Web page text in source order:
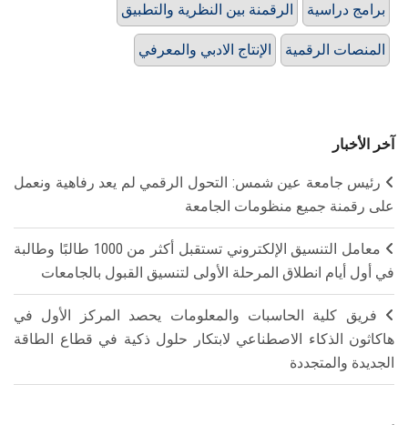
الرقمنة بين النظرية والتطبيق برامج دراسية
الإنتاج الادبي والمعرفي المنصات الرقمية
آخر الأخبار
رئيس جامعة عين شمس: التحول الرقمي لم يعد رفاهية ونعمل
على رقمنة جميع منظومات الجامعة
معامل التنسيق الإلكتروني تستقبل أكثر من 1000 طالبًا وطالبة
في أول أيام انطلاق المرحلة الأولى لتنسيق القبول بالجامعات
فريق كلية الحاسبات والمعلومات يحصد المركز الأول في
هاكاثون الذكاء الاصطناعي لابتكار حلول ذكية في قطاع الطاقة
الجديدة والمتجددة